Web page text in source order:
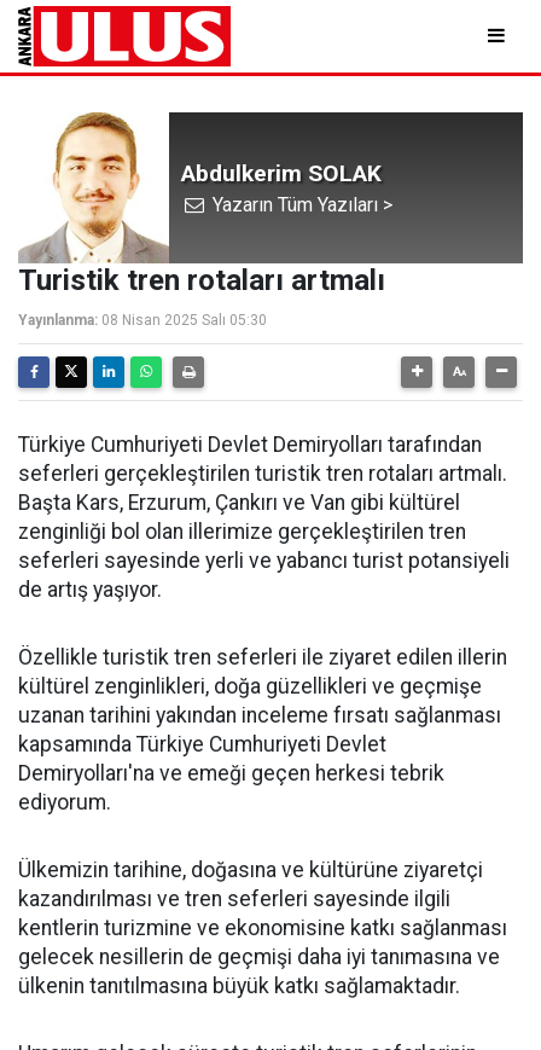
Abdulkerim SOLAK
Yazarın Tüm Yazıları >
Turistik tren rotaları artmalı
Yayınlanma: 08 Nisan 2025 Salı 05:30
Türkiye Cumhuriyeti Devlet Demiryolları tarafından
seferleri gerçekleştirilen turistik tren rotaları artmalı.
Başta Kars, Erzurum, Çankırı ve Van gibi kültürel
zenginliği bol olan illerimize gerçekleştirilen tren
seferleri sayesinde yerli ve yabancı turist potansiyeli
de artış yaşıyor.
Özellikle turistik tren seferleri ile ziyaret edilen illerin
kültürel zenginlikleri, doğa güzellikleri ve geçmişe
uzanan tarihini yakından inceleme fırsatı sağlanması
kapsamında Türkiye Cumhuriyeti Devlet
Demiryolları'na ve emeği geçen herkesi tebrik
ediyorum.
Ülkemizin tarihine, doğasına ve kültürüne ziyaretçi
kazandırılması ve tren seferleri sayesinde ilgili
kentlerin turizmine ve ekonomisine katkı sağlanması
gelecek nesillerin de geçmişi daha iyi tanımasına ve
ülkenin tanıtılmasına büyük katkı sağlamaktadır.